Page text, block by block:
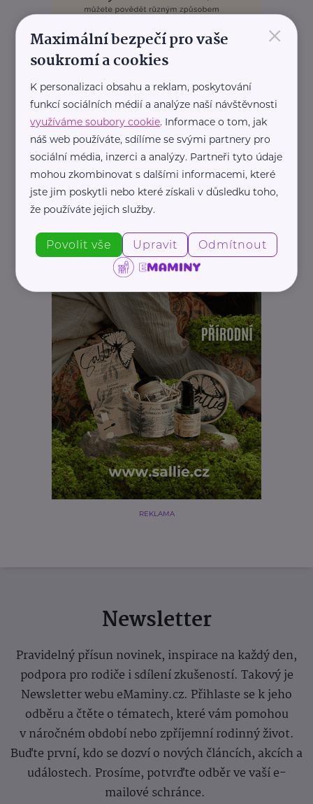
REKLAMA
REKLAMA
Newsletter
Pravidelný přísun novinek, inspirace na každý den,
podpora pro rodiče i sdílení zkušeností. Takový je
Newsletter webu eMaminy.cz. Přihlaste se k jeho
odběru a čtěte o tématech, které vám pomohou
v náročném období nebo zpříjemní rodinný život.
Buďte první, kdo se dozví o nových článcích, akcích a
událostech. Prosíme, potvrďte odběr ve vaší e-
mailové schránce.
×
Maximální bezpečí pro vaše
soukromí a cookies
K personalizaci obsahu a reklam, poskytování
funkcí sociálních médií a analýze naší návštěvnosti
využíváme soubory cookie. Informace o tom, jak
náš web používáte, sdílíme se svými partnery pro
sociální média, inzerci a analýzy. Partneři tyto údaje
mohou zkombinovat s dalšími informacemi, které
jste jim poskytli nebo které získali v důsledku toho,
že používáte jejich služby.
Povolit vše Upravit Odmítnout